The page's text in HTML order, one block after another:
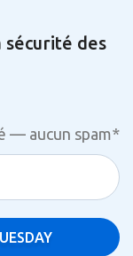
sécurité des
— aucun spam*